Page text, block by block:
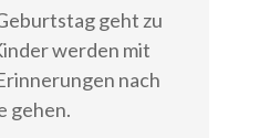
geht zu
werden mit
nach
gehen.